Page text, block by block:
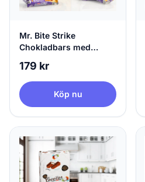
Mr. Bite Strike
Chokladbars med
179 kr
Köp nu